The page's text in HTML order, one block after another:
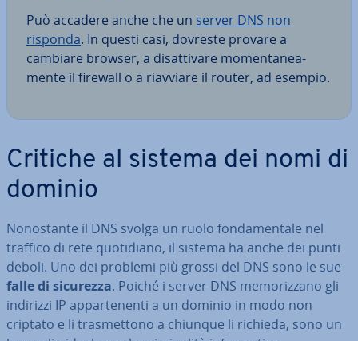
Può accadere anche che un server DNS non
risponda. In questi casi, dovreste provare a
cambiare browser, a di­sat­ti­va­re mo­men­ta­nea­
men­te il firewall o a riavviare il router, ad esempio.
Critiche al sistema dei nomi di
dominio
No­no­stan­te il DNS svolga un ruolo fon­da­men­ta­le nel
traffico di rete quo­ti­dia­no, il sistema ha anche dei punti
deboli. Uno dei problemi più grossi del DNS sono le sue
falle di sicurezza. Poiché i server DNS me­mo­riz­za­no gli
indirizzi IP ap­par­te­nen­ti a un dominio in modo non
criptato e li tra­smet­to­no a chiunque li richieda, sono un